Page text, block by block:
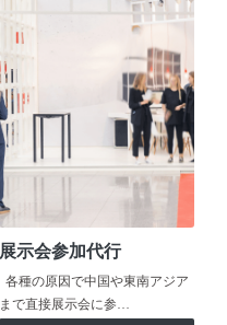
展示会参加代行
各種の原因で中国や東南アジア
まで直接展示会に参…